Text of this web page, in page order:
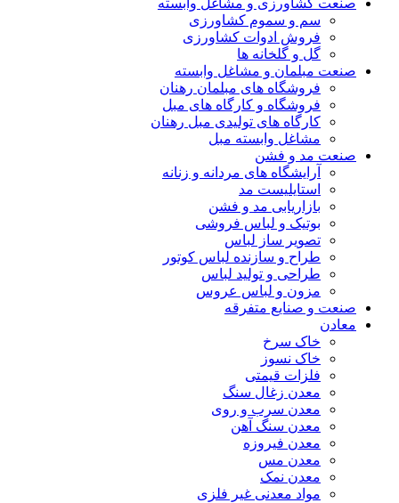
صنعت کشاورزی و مشاغل وابسته
سم و سموم کشاورزی
فروش ادوات کشاورزی
گل و گلخانه ها
صنعت مبلمان و مشاغل وابسته
فروشگاه های مبلمان رهنان
فروشگاه و کارگاه های مبل
کارگاه های تولیدی مبل رهنان
مشاغل وابسته مبل
صنعت مد و فشن
آرایشگاه های مردانه و زنانه
استایلیست مد
بازاریابی مد و فشن
بوتیک و لباس فروشی
تصویر ساز لباس
طراح و سازنده لباس کوتور
طراحی و تولید لباس
مزون و لباس عروس
صنعت و صنایع متفرقه
معادن
خاک سرخ
خاک نسوز
فلزات قیمتی
معدن زغال سنگ
معدن سرب و روی
معدن سنگ آهن
معدن فیروزه
معدن مس
معدن نمک
مواد معدنی غیر فلزی